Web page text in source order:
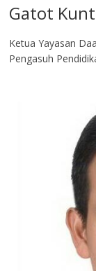
Gatot
Ketua Yayasan
Pengasuh